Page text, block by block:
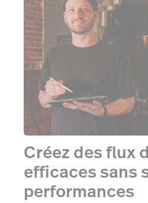
Créez des flux
efficaces sans
performances